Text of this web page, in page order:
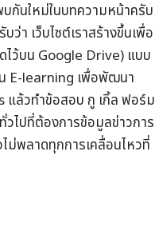
บกันใหม่ในบทความหน้าครับ
ว่า เว็บไซต์เราสร้างขึ้นเพื่อ
ไว้บน Google Drive) แบบ
E-learning เพื่อพัฒนา
แล้วทำข้อสอบ กู เกิ้ล ฟอร์ม
วไปที่ต้องการข้อมูลข่าวการ
ม่พลาดทุกการเคลื่อนไหวที่